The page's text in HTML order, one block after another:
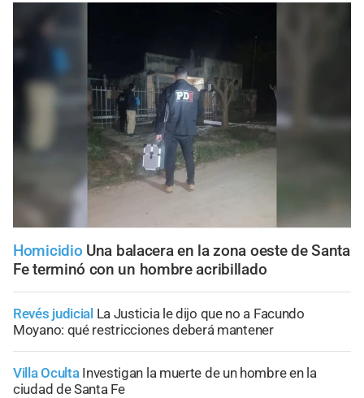
Homicidio Una balacera en la zona oeste de Santa
Fe terminó con un hombre acribillado
Revés judicial La Justicia le dijo que no a Facundo
Moyano: qué restricciones deberá mantener
Villa Oculta Investigan la muerte de un hombre en la
ciudad de Santa Fe